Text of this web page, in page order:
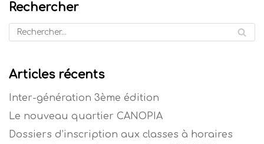
Rechercher
Articles récents
Inter-génération 3ème édition
Le nouveau quartier CANOPIA
Dossiers d’inscription aux classes à horaires